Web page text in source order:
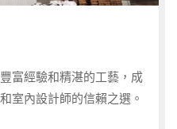
富經驗和精湛的工藝，成
室內設計師的信賴之選。